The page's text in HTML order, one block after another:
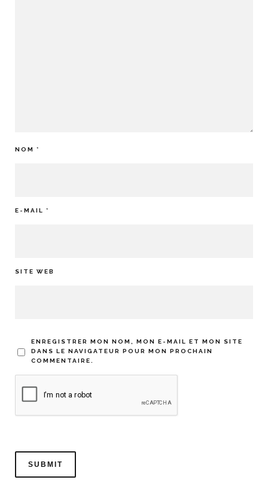
NOM *
E-MAIL *
SITE WEB
ENREGISTRER MON NOM, MON E-MAIL ET MON SITE
DANS LE NAVIGATEUR POUR MON PROCHAIN
COMMENTAIRE.